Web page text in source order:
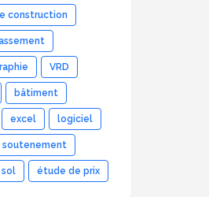
construction
VRD
bâtiment
excel logiciel
soutenement
sol étude de prix